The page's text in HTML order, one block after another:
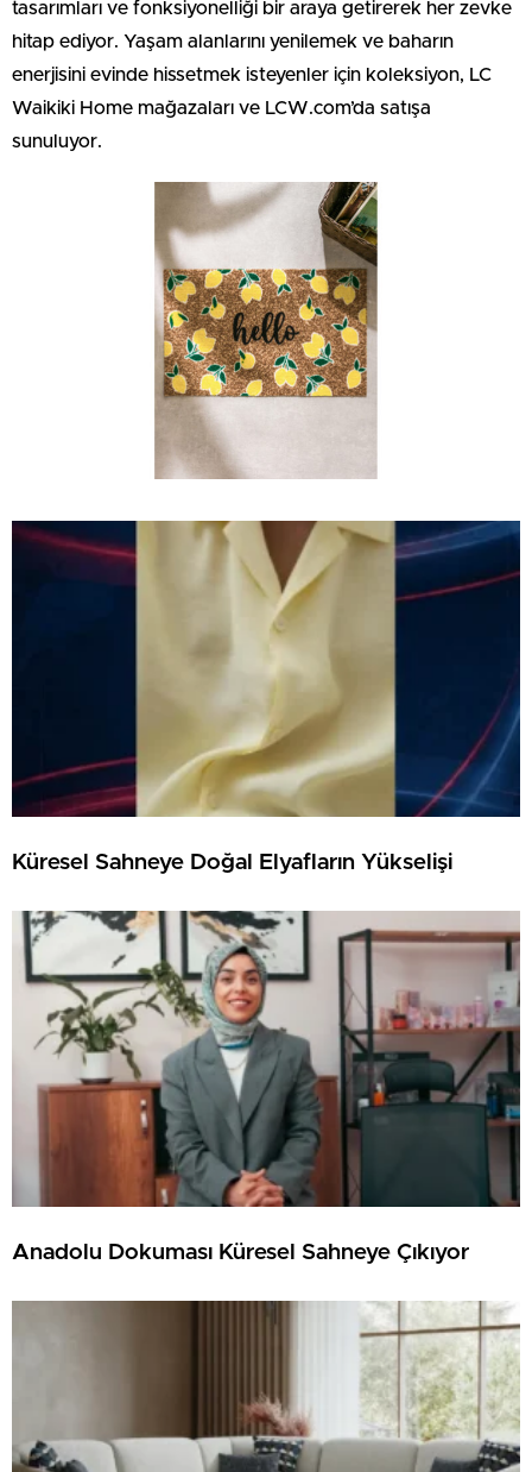
tasarımları ve fonksiyonelliği bir araya getirerek her zevke
hitap ediyor. Yaşam alanlarını yenilemek ve baharın
enerjisini evinde hissetmek isteyenler için koleksiyon, LC
Waikiki Home mağazaları ve LCW.com’da satışa
sunuluyor.
Küresel Sahneye Doğal Elyafların Yükselişi
Anadolu Dokuması Küresel Sahneye Çıkıyor